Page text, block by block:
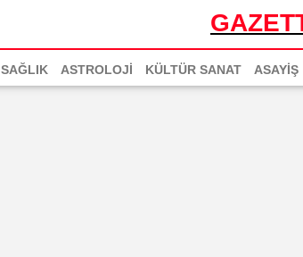
SAĞLIK ASTROLOJİ KÜLTÜR SANAT ASAYİŞ